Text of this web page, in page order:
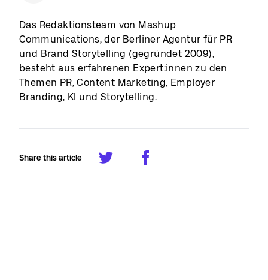
Das Redaktionsteam von Mashup
Communications, der Berliner Agentur für PR
und Brand Storytelling (gegründet 2009),
besteht aus erfahrenen Expert:innen zu den
Themen PR, Content Marketing, Employer
Branding, KI und Storytelling.
Share this article